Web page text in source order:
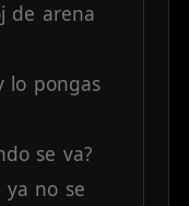
de arena
lo pongas
se va?
ya no se